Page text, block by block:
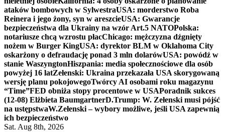
ataków bombowych w SylwestraUSA: morderstwo Roba
Reinera i jego żony, syn w areszcieUSA: Gwarancje
bezpieczeństwa dla Ukrainy na wzór Art.5 NATOPolska:
notariusze chcą wzrostu płacChicago: mężczyzna dźgnięty
nożem w Burger KingUSA: dyrektor BLM w Oklahoma City
oskarżony o defraudację ponad 3 mln dolarówUSA: powódź w
stanie WaszyngtonHiszpania: media społecznościowe dla osób
powyżej 16 latZełenski: Ukraina przekazała USA skorygowaną
wersję planu pokojowegoTwórcy AI osobami roku magazynu
“Time”FED obniża stopy procentowe w USAPoradnik sukces
(12-08) Elżbieta BaumgartnerD.Trump: W. Zełenski musi pójść
na ustępstwaW.Zełenski – wybory możliwe, jeśli USA zapewnią
ich bezpieczeństwo
Sat. Aug 8th, 2026